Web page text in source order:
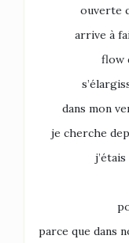
ouverte
arrive à
flow
dans mon
je cherche
parce que dans